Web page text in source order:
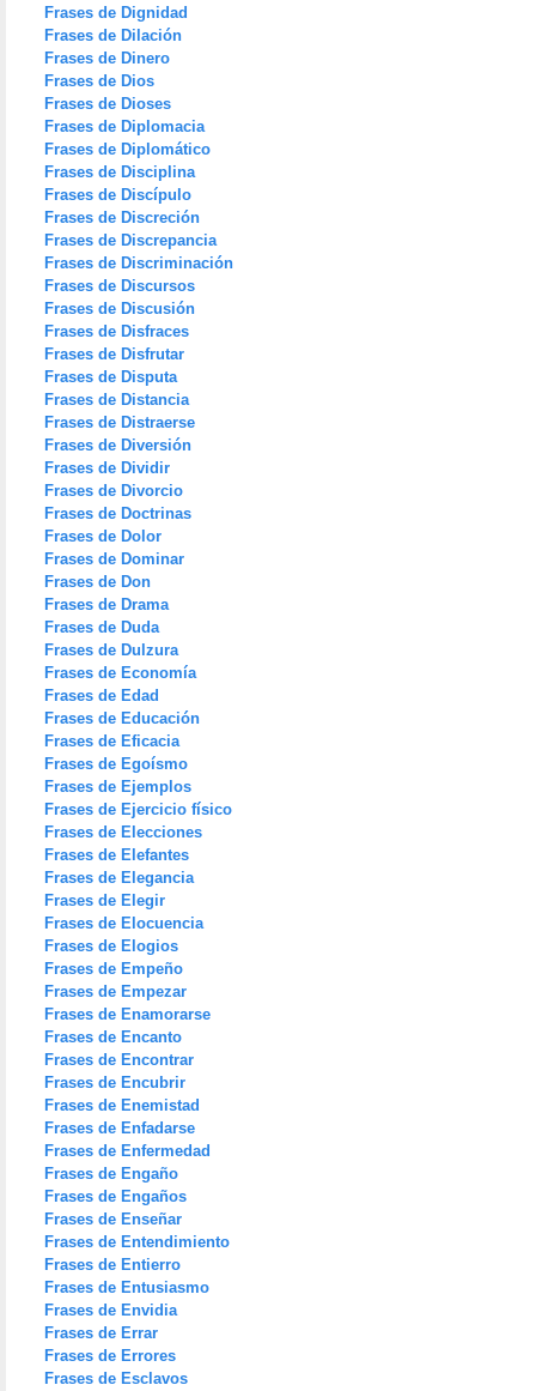
Frases de Dignidad
Frases de Dilación
Frases de Dinero
Frases de Dios
Frases de Dioses
Frases de Diplomacia
Frases de Diplomático
Frases de Disciplina
Frases de Discípulo
Frases de Discreción
Frases de Discrepancia
Frases de Discriminación
Frases de Discursos
Frases de Discusión
Frases de Disfraces
Frases de Disfrutar
Frases de Disputa
Frases de Distancia
Frases de Distraerse
Frases de Diversión
Frases de Dividir
Frases de Divorcio
Frases de Doctrinas
Frases de Dolor
Frases de Dominar
Frases de Don
Frases de Drama
Frases de Duda
Frases de Dulzura
Frases de Economía
Frases de Edad
Frases de Educación
Frases de Eficacia
Frases de Egoísmo
Frases de Ejemplos
Frases de Ejercicio físico
Frases de Elecciones
Frases de Elefantes
Frases de Elegancia
Frases de Elegir
Frases de Elocuencia
Frases de Elogios
Frases de Empeño
Frases de Empezar
Frases de Enamorarse
Frases de Encanto
Frases de Encontrar
Frases de Encubrir
Frases de Enemistad
Frases de Enfadarse
Frases de Enfermedad
Frases de Engaño
Frases de Engaños
Frases de Enseñar
Frases de Entendimiento
Frases de Entierro
Frases de Entusiasmo
Frases de Envidia
Frases de Errar
Frases de Errores
Frases de Esclavos